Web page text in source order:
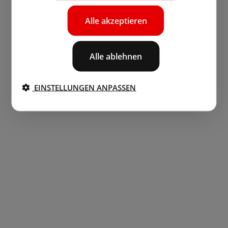
Alle akzeptieren
Alle ablehnen
EINSTELLUNGEN ANPASSEN